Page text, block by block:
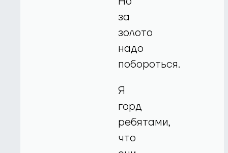
за
золото
надо
побороться.
Я
горд
ребятами,
что